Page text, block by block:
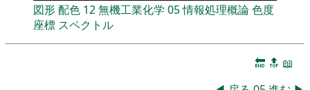
図形配色 12無機工業化学 05情報処理概論色度
座標 スペクトル
🔚 🔝 📖